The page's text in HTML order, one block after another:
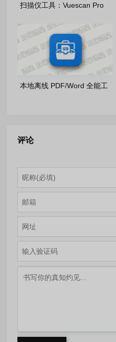
扫描仪工具：Vuescan Pro
本地离线 PDF/Word 全能工
评论